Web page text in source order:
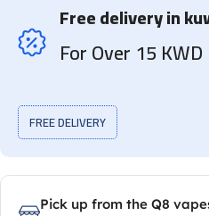
Free delivery in
For Over 15 KWD
FREE DELIVERY
Pick up from the Q8